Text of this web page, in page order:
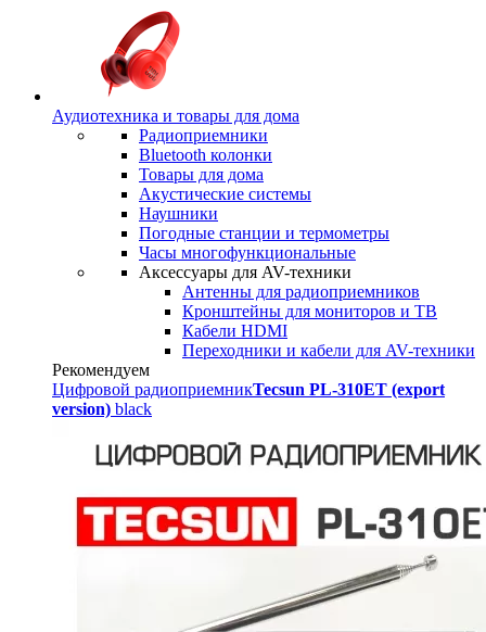
Аудиотехника и товары для дома
Радиоприемники
Bluetooth колонки
Товары для дома
Акустические системы
Наушники
Погодные станции и термометры
Часы многофункциональные
Аксессуары для AV-техники
Антенны для радиоприемников
Кронштейны для мониторов и ТВ
Кабели HDMI
Переходники и кабели для AV-техники
Рекомендуем
Цифровой радиоприемникTecsun PL-310ET (export
version) black